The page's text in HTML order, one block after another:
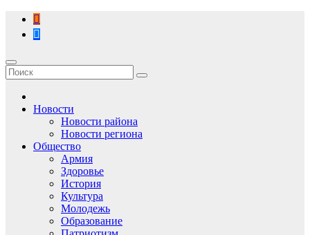
Перейти
содержимому
Новости
Новости района
Новости региона
Общество
Армия
Здоровье
История
Культура
Молодежь
Образование